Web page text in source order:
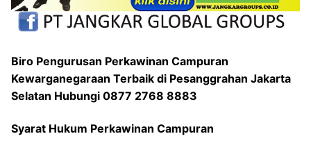
Biro Pengurusan Perkawinan Campuran
Kewarganegaraan Terbaik di Pesanggrahan Jakarta
Selatan Hubungi 0877 2768 8883
Syarat Hukum Perkawinan Campuran